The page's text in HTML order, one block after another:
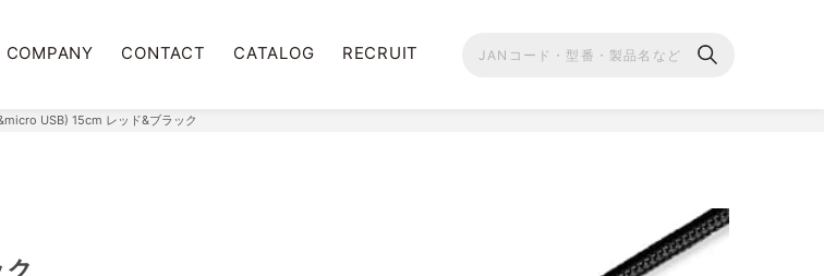
COMPANY CONTACT CATALOG RECRUIT
USB) 15cm レッド&ブラック